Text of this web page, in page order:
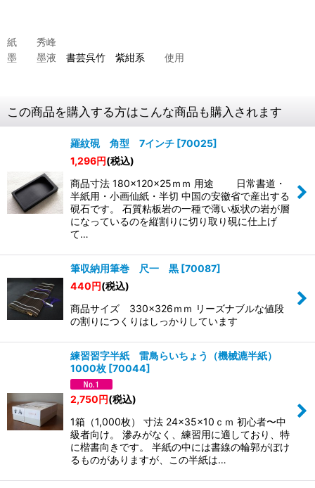
紙 秀峰
墨 墨液 書芸呉竹 紫紺系 使用
この商品を購入する方はこんな商品も購入されます
羅紋硯 角型 7インチ [70025]
1,296円(税込)
商品寸法 180×120×25ｍｍ 用途 日常書道・
半紙用・小画仙紙・半切 中国の安徽省で産出する
硯石です。 石質粘板岩の一種で薄い板状の岩が層
になっているのを縦割りに切り取り硯に仕上げ
て…
筆収納用筆巻 尺一 黒 [70087]
440円(税込)
商品サイズ 330×326ｍｍ リーズナブルな値段
の割りにつくりはしっかりしています
練習習字半紙 雷鳥らいちょう（機械漉半紙）
1000枚 [70044]
2,750円(税込)
1箱（1,000枚） 寸法 24×35×10ｃｍ 初心者〜中
級者向け。 滲みがなく、練習用に適しており、特
に楷書向きです。 半紙の中には書線の輪郭がぼけ
るものがありますが、この半紙は…